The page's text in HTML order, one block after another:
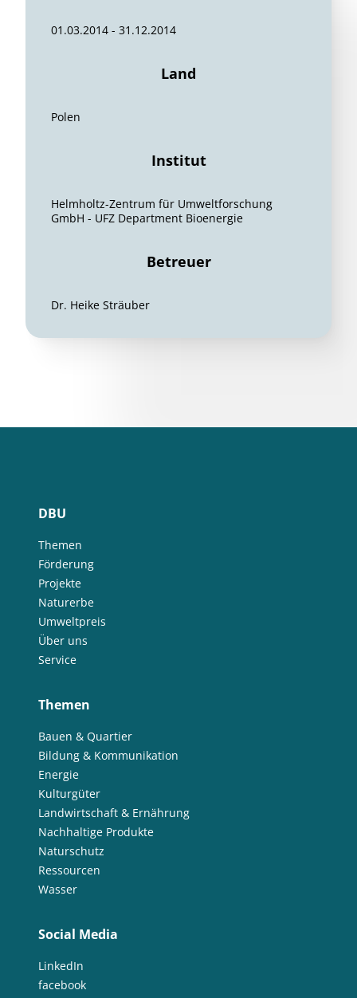
01.03.2014 - 31.12.2014
Land
Polen
Institut
Helmholtz-Zentrum für Umweltforschung
GmbH - UFZ Department Bioenergie
Betreuer
Dr. Heike Sträuber
DBU
Themen
Förderung
Projekte
Naturerbe
Umweltpreis
Über uns
Service
Themen
Bauen & Quartier
Bildung & Kommunikation
Energie
Kulturgüter
Landwirtschaft & Ernährung
Nachhaltige Produkte
Naturschutz
Ressourcen
Wasser
Social Media
LinkedIn
facebook